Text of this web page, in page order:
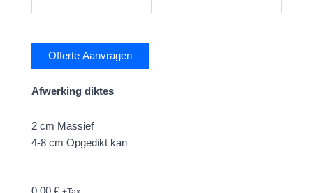
Offerte Aanvragen
Afwerking diktes
2 cm Massief
4-8 cm Opgedikt kan